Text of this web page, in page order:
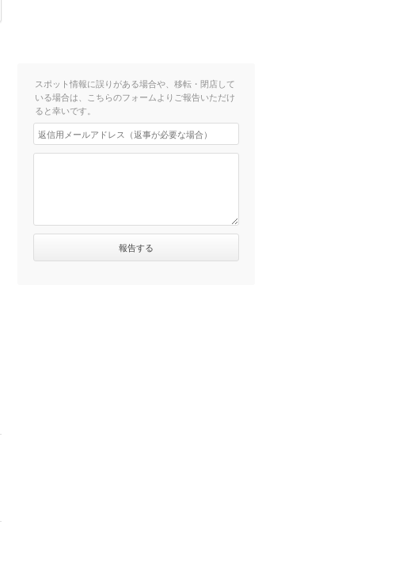
スポット情報に誤りがある場合や、移転・閉店して
いる場合は、こちらのフォームよりご報告いただけ
ると幸いです。